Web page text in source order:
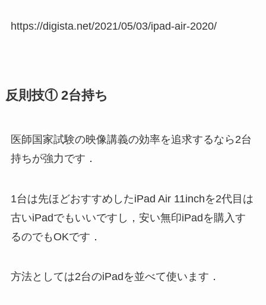
https://digista.net/2021/05/03/ipad-air-2020/
反則技① 2台持ち
医師国家試験の映像講義の効率を追求するなら2台
持ちが強力です．
1台は先ほどおすすめしたiPad Air 11inchを2代目は
古いiPadでもいいですし，安い無印iPadを購入す
るのでもOKです．
方法としては2台のiPadを並べて使います．